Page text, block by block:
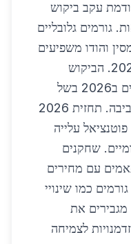
עקב ביקוש
גורמים גלובליים
והודו משפיעים
ישירות על השוק הישראלי ב2026. הביקוש
לנירוסטה צפוי לגדול ב15 אחוזים ב2026 בשל
פרויקטים חדשים בגן יבנה ובסביבה. תחזית 2026
עלייה
שחקנים
עם מחירים
שקלים. גורמים כמו שינויי
מגבירים את
ב2026 מציג הזדמנויות לצמיחה